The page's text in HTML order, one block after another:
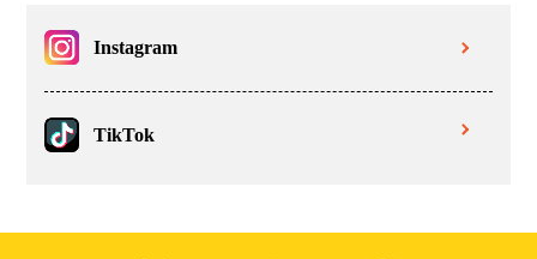
Instagram
TikTok